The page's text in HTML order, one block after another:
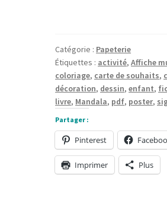
Illustration
aquarelle
fichier
pdf
La
Boîte
ateliers
créatifs
Catégorie : Papeterie
Étiquettes : activité,Affiche
coloriage, carte de souhaits,
décoration, dessin,enfant,
livre, Mandala, pdf, poster,
Partager :
Pinterest
Imprimer Plus